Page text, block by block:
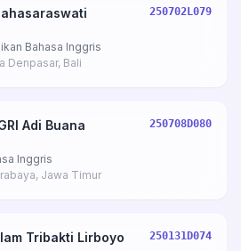
Bahasa Inggris
250702L079
Denpasar, Bali
Adi Buana
Inggris
250708D080
Jawa Timur
Tribakti Lirboyo
250131D074